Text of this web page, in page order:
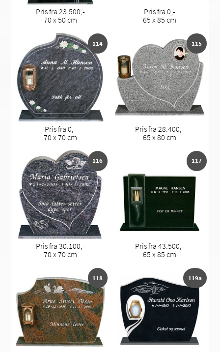
Pris fra 23.500,-
70 x 50 cm
Pris fra 0,-
65 x 85 cm
114
Pris fra 0,-
70 x 70 cm
115
Pris fra 28.400,-
65 x 80 cm
116
Pris fra 30.100,-
70 x 70 cm
117
Pris fra 43.500,-
65 x 85 cm
118 119a